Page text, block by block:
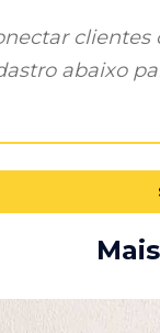
clientes
abaixo